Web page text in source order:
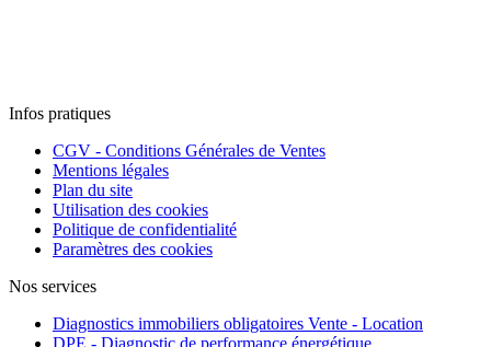
Infos pratiques
CGV - Conditions Générales de Ventes
Mentions légales
Plan du site
Utilisation des cookies
Politique de confidentialité
Paramètres des cookies
Nos services
Diagnostics immobiliers obligatoires Vente - Location
DPE - Diagnostic de performance énergétique